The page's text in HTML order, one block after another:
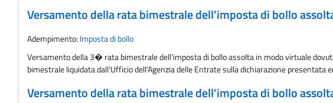
Versamento della rata bimestrale dell'imposta di bollo
Adempimento: Imposta di bollo
Versamento della 3� rata bimestrale dell'imposta di bollo assolta in modo virtuale
bimestrale liquidata dall'Ufficio dell'Agenzia delle Entrate sulla dichiarazione presentata
Versamento della rata bimestrale dell'imposta di bollo